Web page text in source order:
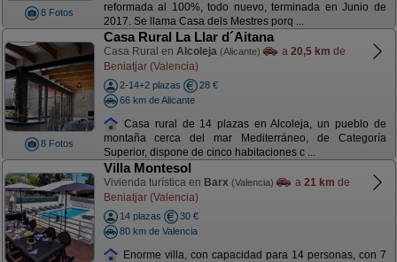
8 Fotos
reformada al 100%, todo nuevo, terminada en Junio de
2017. Se llama Casa dels Mestres porq ...
8 Fotos
Casa Rural La Llar d´Aitana
Casa Rural en Alcoleja (Alicante) a 20,5 km de
Beniatjar (Valencia)
2-14+2 plazas
28 €
66 km de Alicante
Casa rural de 14 plazas en Alcoleja, un pueblo de
montaña cerca del mar Mediterráneo, de Categoría
Superior, dispone de cinco habitaciones c ...
Villa Montesol
Vivienda turística en Barx (Valencia) a 21 km de
Beniatjar (Valencia)
14 plazas
30 €
80 km de Valencia
Enorme villa, con capacidad para 14 personas, con 7